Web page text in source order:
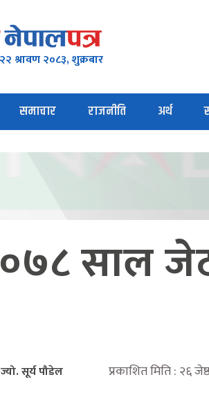
२२ श्रावण २०८३, शुक्रबार
समाचार राजनीति अर्थ
साल
ज्यो. सूर्य पौडेल प्रकाशित मिति : २६